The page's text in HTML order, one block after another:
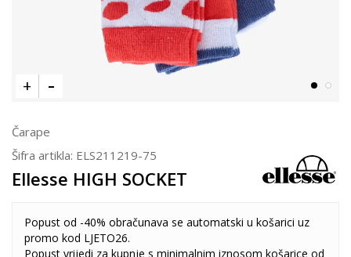
Čarape
Šifra artikla: ELS211219-75
Ellesse HIGH SOCKET
Popust od -40% obračunava se automatski u košarici uz
promo kod LJETO26.
Popust vrijedi za kupnje s minimalnim iznosom košarice od